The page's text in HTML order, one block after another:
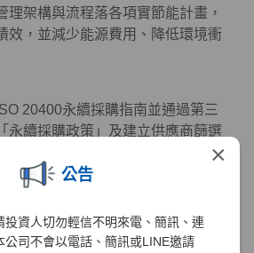
×
公告
投資人切勿輕信不明來電、簡訊、連
公司不會以電話、簡訊或LINE邀請
理架構與流程落各項實節能計畫，
效，並減少能源費用、降低環境衝
20400永續採購指南並通過第三
永續採購政策」及建立供應商篩選
期檢視供應商永續作為，同時參考
權宣言》、《聯合國全球盟約》及
環境、社會及治理（ESG）」三面
理念深植於採購實務中。